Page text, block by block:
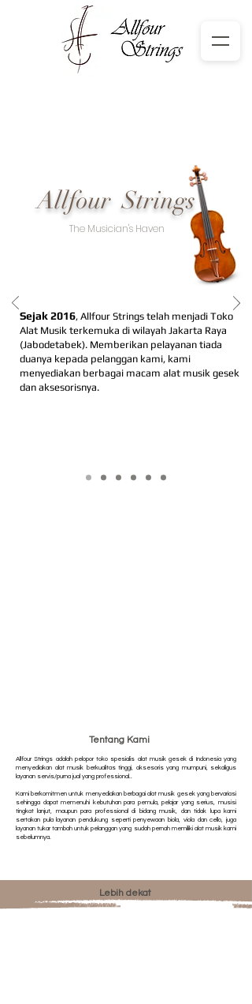
Allfour Strings
The Musician's Haven
Sejak 2016, Allfour Strings telah menjadi Toko
Alat Musik terkemuka di wilayah Jakarta Raya
(Jabodetabek). Memberikan pelayanan tiada
duanya kepada pelanggan kami, kami
menyediakan berbagai macam alat musik gesek
dan aksesorisnya.
Tentang Kami
Allfour Strings adalah pelopor toko spesialis alat musik gesek di Indonesia yang
menyediakan alat musik berkualitas tinggi, aksesoris yang mumpuni, sekaligus
layanan servis/purna jual yang professional..
Kami berkomitmen untuk menyediakan berbagai alat musik gesek yang bervariasi
sehingga dapat memenuhi kebutuhan para pemula, pelajar yang serius, musisi
tingkat lanjut, maupun para professional di bidang musik, dan tidak lupa kami
sertakan pula layanan pendukung seperti penyewaan biola, viola dan cello, juga
layanan tukar tambah untuk pelanggan yang sudah pernah memiliki alat musik kami
sebelumnya.
Lebih dekat